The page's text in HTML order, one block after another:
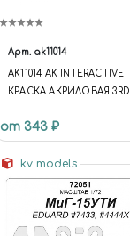
Арт. ak11014
AK11014 AK INTERACTIVE
КРАСКА АКРИЛОВАЯ 3RD
GREY 17ML / МОРСКОЙ
СЕРЫЙ
от 343 ₽
kv models